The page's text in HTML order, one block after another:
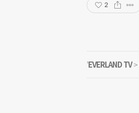
2
'EVERLAND TV>